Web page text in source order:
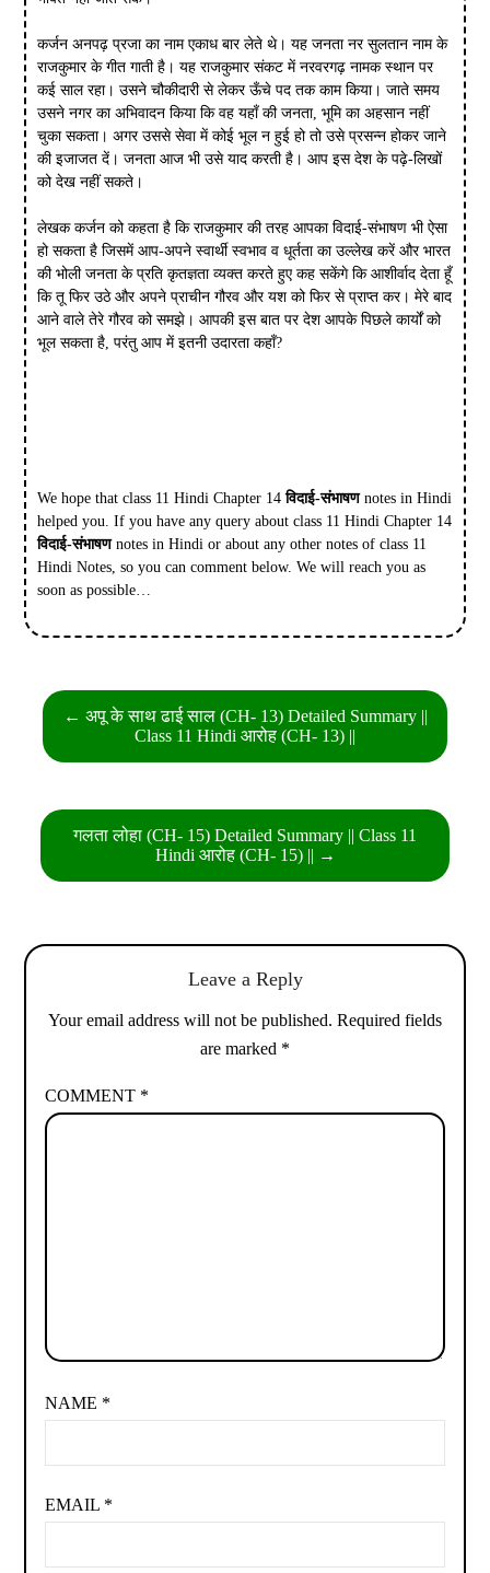
कर्जन अनपढ़ प्रजा का नाम एकाध बार लेते थे। यह जनता नर सुलतान नाम के
राजकुमार के गीत गाती है। यह राजकुमार संकट में नरवरगढ़ नामक स्थान पर
कई साल रहा। उसने चौकीदारी से लेकर ऊँचे पद तक काम किया। जाते समय
उसने नगर का अभिवादन किया कि वह यहाँ की जनता, भूमि का अहसान नहीं
चुका सकता। अगर उससे सेवा में कोई भूल न हुई हो तो उसे प्रसन्न होकर जाने
की इजाजत दें। जनता आज भी उसे याद करती है। आप इस देश के पढ़े-लिखों
को देख नहीं सकते।
लेखक कर्जन को कहता है कि राजकुमार की तरह आपका विदाई-संभाषण भी ऐसा
हो सकता है जिसमें आप-अपने स्वार्थी स्वभाव व धूर्तता का उल्लेख करें और भारत
की भोली जनता के प्रति कृतज्ञता व्यक्त करते हुए कह सकेंगे कि आशीर्वाद देता हूँ
कि तू फिर उठे और अपने प्राचीन गौरव और यश को फिर से प्राप्त कर। मेरे बाद
आने वाले तेरे गौरव को समझे। आपकी इस बात पर देश आपके पिछले कार्यों को
भूल सकता है, परंतु आप में इतनी उदारता कहाँ?
We hope that class 11 Hindi Chapter 14विदाई-संभाषण notes in Hindi
helped you. If you have any query about class 11 Hindi Chapter 14
विदाई-संभाषणnotes in Hindi or about any other notes of class 11
Hindi Notes, so you can comment below. We will reach you as
soon as possible…
Post
navigation
← अपू के साथ ढाई साल (CH- 13) Detailed Summary ||
Class 11 Hindi आरोह (CH- 13) ||
गलता लोहा (CH- 15) Detailed Summary || Class 11
Hindi आरोह (CH- 15) || →
Leave a Reply
Your email address will not be published. Required fields
are marked *
COMMENT *
NAME *
EMAIL *